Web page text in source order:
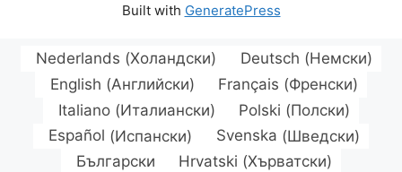
Built with GeneratePress
Nederlands (Холандски) Deutsch (Немски)
English (Английски) Français (Френски)
Italiano(Италиански) Polski (Полски)
Español (Испански) Svenska (Шведски)
Български
Hrvatski (Хърватски)